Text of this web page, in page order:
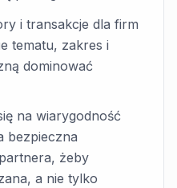
i transakcje dla firm
tematu, zakres i
dominować
na wiarygodność
bezpieczna
żeby
a nie tylko